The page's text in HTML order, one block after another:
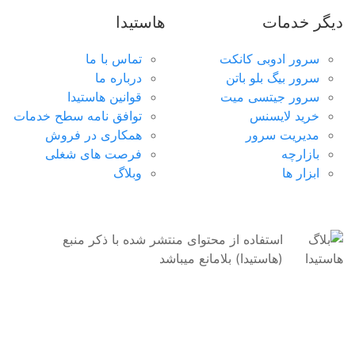
جهت خرید هاست به مشاوره نیاز دارید؟
ارسال تیکت
سرور مجازی آلمان
ارائه سرویس در ۳ دیتاسنتر متفاوت
سرور مجازی انگلیس
سرور مجازی لهستان
دیگر خدمات
سرور ادوبی کانکت
سرور بیگ بلو باتن
سرور جیتسی میت
خرید لایسنس
مدیریت سرور
بازارچه
ابزار ها
هاستیدا
تماس با ما
درباره ما
قوانین هاستیدا
توافق نامه سطح خدمات
همکاری در فروش
فرصت های شغلی
وبلاگ
استفاده از محتوای منتشر شده با ذکر منبع
(هاستیدا) بلامانع میباشد